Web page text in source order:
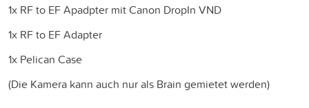
1x RF to EF Apadpter mit Canon DropIn VND
1x RF to EF Adapter
1x Pelican Case
(Die Kamera kann auch nur als Brain gemietet werden)